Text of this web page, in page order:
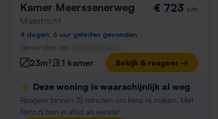
Kamer Meerssenerweg
Maastricht
€ 723 p/m
4 dagen, 6 uur geleden gevonden
Gevonden op:
23m² 1 kamer Bekijk & reageer →
⚡️ Deze woning is waarschijnlijk al weg
Reageer binnen 15 minuten om kans te maken. Met
Rent.nl ben je altijd als eerste!